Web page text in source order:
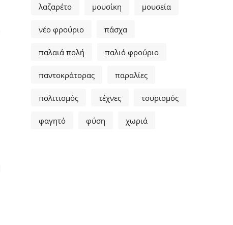
λαζαρέτο μουσίκη μουσεία
νέο φρούριο πάσχα
παλαιά πολή παλιό φρούριο
παντοκράτορας παραλίες
πολιτισμός τέχνες τουρισμός
φαγητό φύση χωριά